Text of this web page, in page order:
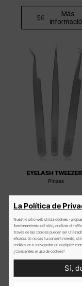
$6
Más
EYELASH
Pinzas
$13
Más
La Política de
Nuestro sitio web utiliza cookies -
funcionamiento del sitio, analizar el
través de las cookies pueden ser
eficacia. Si no das tu consentimiento,
cookies en tu navegador en cualquier
¿Consientes el uso de cookies?
Sí,